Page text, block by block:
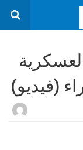
(فيديو)